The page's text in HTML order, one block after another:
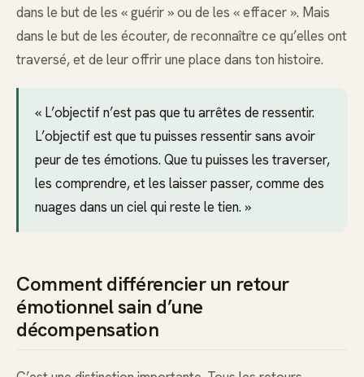
dans le but de les « guérir » ou de les « effacer ». Mais
dans le but de les écouter, de reconnaître ce qu’elles ont
traversé, et de leur offrir une place dans ton histoire.
« L’objectif n’est pas que tu arrêtes de ressentir.
L’objectif est que tu puisses ressentir sans avoir
peur de tes émotions. Que tu puisses les traverser,
les comprendre, et les laisser passer, comme des
nuages dans un ciel qui reste le tien. »
Comment différencier un retour
émotionnel sain d’une
décompensation